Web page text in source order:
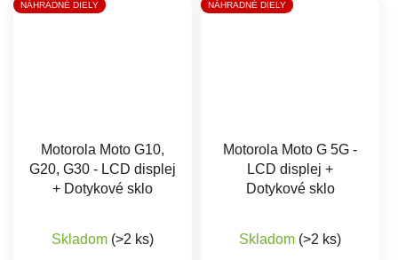
NÁHRADNÉ DIELY
Motorola Moto G10,
G20, G30 - LCD displej
+ Dotykové sklo
Skladom (>2 ks)
NÁHRADNÉ DIELY
Motorola Moto G 5G -
LCD displej +
Dotykové sklo
Skladom (>2 ks)